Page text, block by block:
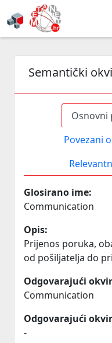
Semantički
Osnovni
Povezani
Glosirano ime:
Communication
Opis:
Prijenos poruka,
od pošiljatelja do
Odgovarajući
Communication
Odgovarajući
-